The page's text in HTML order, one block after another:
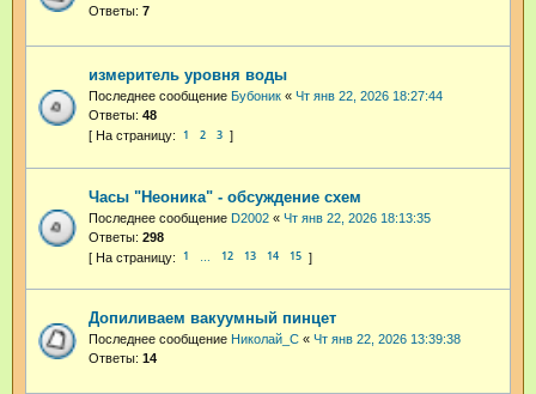
Ответы: 7
измеритель уровня воды
Последнее сообщение Бубоник « Чт янв 22, 2026 18:27:44
Ответы: 48
1 2 3
Часы "Неоника" - обсуждение схем
Последнее сообщение D2002 « Чт янв 22, 2026 18:13:35
Ответы: 298
1 12 13 14 15
Допиливаем вакуумный пинцет
Последнее сообщение Николай_С « Чт янв 22, 2026 13:39:38
Ответы: 14